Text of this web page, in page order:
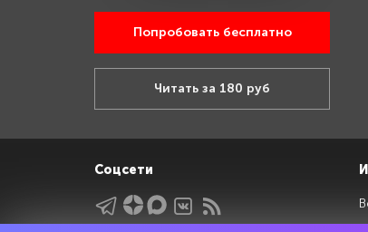
Попробовать бесплатно
Читать за 180 руб
Соцсети